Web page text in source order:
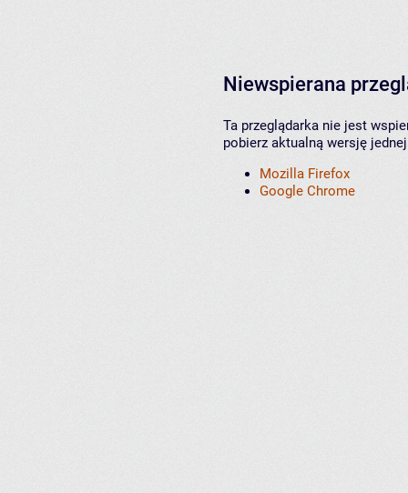
Niewspierana
Ta przeglądarka nie jest
pobierz aktualną wersję
Mozilla Firefox
Google Chrome